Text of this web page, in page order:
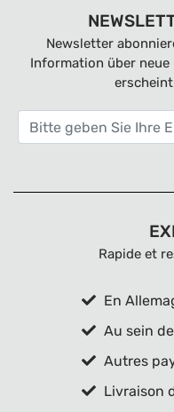
Newsletter
Information über
Rapide et
En
Au sein
Autres
Livraison